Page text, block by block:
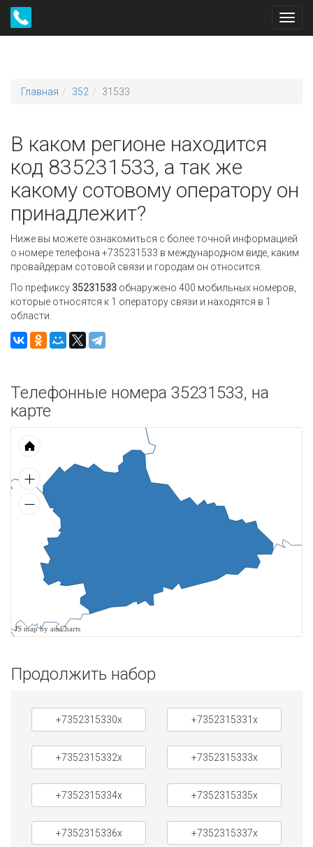
Главная 352 31533
В каком регионе находится
код 835231533, а так же
какому сотовому оператору он
принадлежит?
Ниже вы можете ознакомиться с более точной информацией
о номере телефона +735231533 в международном виде, каким
провайдерам сотовой связи и городам он относится.
По префиксу 35231533 обнаружено 400 мобильных номеров,
которые относятся к 1 оператору связи и находятся в 1
области.
Телефонные номера 35231533, на
карте
JS map by amCharts
Продолжить набор
+7352315330x +7352315331x
+7352315332x +7352315333x
+7352315334x +7352315335x
+7352315336x +7352315337x